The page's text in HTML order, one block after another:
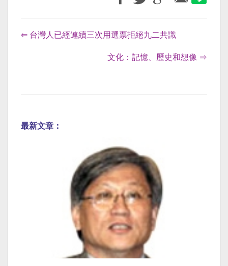
⇐ 台灣人已經連續三次用選票拒絕九二共識
文化：記憶、歷史和想像 ⇒
最新文章：